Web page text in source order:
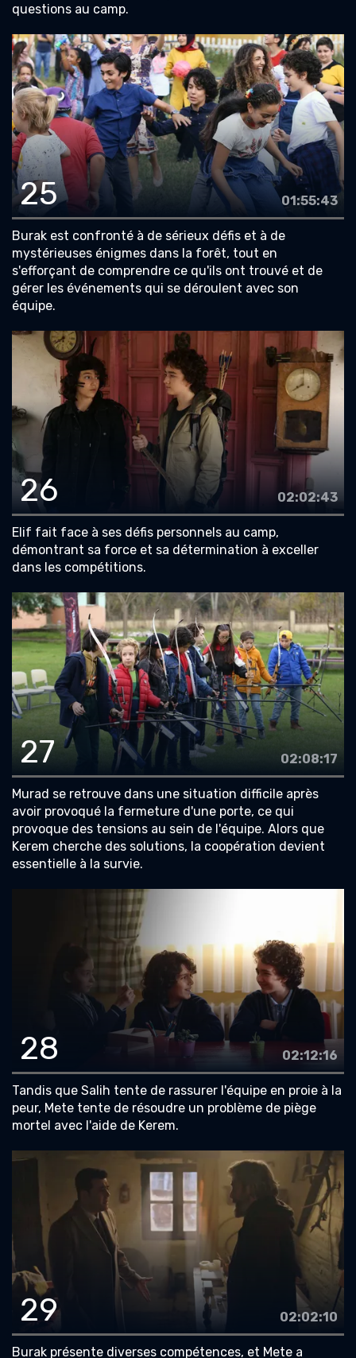
questions au camp.
25 01:55:43
Burak est confronté à de sérieux défis et à de
mystérieuses énigmes dans la forêt, tout en
s'efforçant de comprendre ce qu'ils ont trouvé et de
gérer les événements qui se déroulent avec son
équipe.
26 02:02:43
Elif fait face à ses défis personnels au camp,
démontrant sa force et sa détermination à exceller
dans les compétitions.
27 02:08:17
Murad se retrouve dans une situation difficile après
avoir provoqué la fermeture d'une porte, ce qui
provoque des tensions au sein de l'équipe. Alors que
Kerem cherche des solutions, la coopération devient
essentielle à la survie.
28 02:12:16
Tandis que Salih tente de rassurer l'équipe en proie à la
peur, Mete tente de résoudre un problème de piège
mortel avec l'aide de Kerem.
29 02:02:10
Burak présente diverses compétences, et Mete a